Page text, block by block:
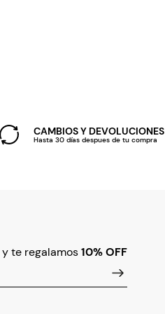
CAMBIOS Y DEVOLUCIONES
Hasta 30 días despues de tu compra
y te regalamos10% OFF